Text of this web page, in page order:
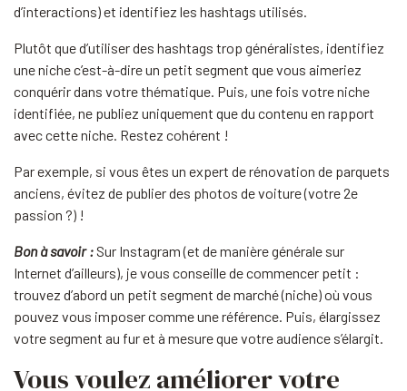
d’interactions) et identifiez les hashtags utilisés.
Plutôt que d’utiliser des hashtags trop généralistes, identifiez
une niche c’est-à-dire un petit segment que vous aimeriez
conquérir dans votre thématique. Puis, une fois votre niche
identifiée, ne publiez uniquement que du contenu en rapport
avec cette niche. Restez cohérent !
Par exemple, si vous êtes un expert de rénovation de parquets
anciens, évitez de publier des photos de voiture (votre 2e
passion ?) !
Bon à savoir : Sur Instagram (et de manière générale sur
Internet d’ailleurs), je vous conseille de commencer petit :
trouvez d’abord un petit segment de marché (niche) où vous
pouvez vous imposer comme une référence. Puis, élargissez
votre segment au fur et à mesure que votre audience s’élargit.
Vous voulez améliorer votre